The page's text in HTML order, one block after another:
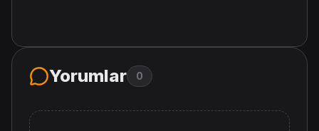
Yorumlar 0